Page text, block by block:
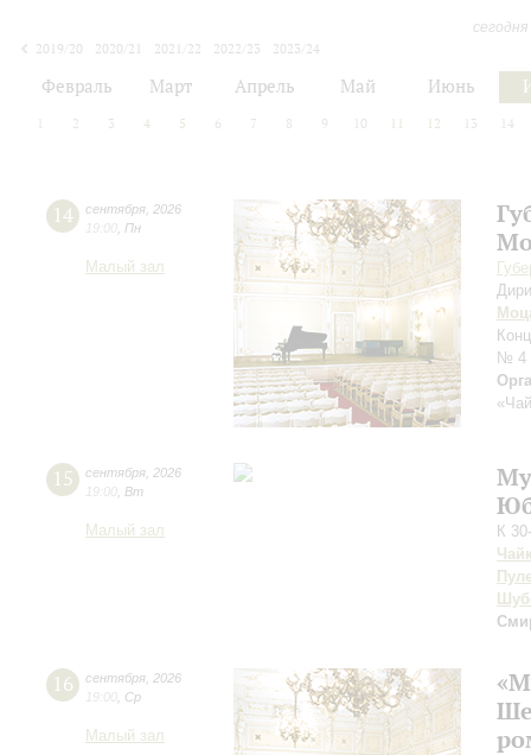
2019/20
2020/21 2021/22 2022/23
2023/24
Февраль Март Апрель Май Июнь
2 3 4 5 6 7 8 9 10 11 12 13 14
14 сентября 2026
19:00 Пн
Малый зал
№ 4
15 сентября 2026
19:00 Вт
Малый зал
К
16 сентября 2026
19:00 Ср
Малый зал